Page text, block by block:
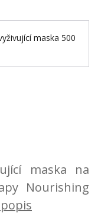
maska na
Nourishing